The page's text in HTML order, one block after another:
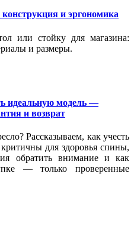
и эргономика
или стойку для магазина:
и размеры.
идеальную модель —
и возврат
Рассказываем, как учесть
для здоровья спины,
обратить внимание и как
— только проверенные